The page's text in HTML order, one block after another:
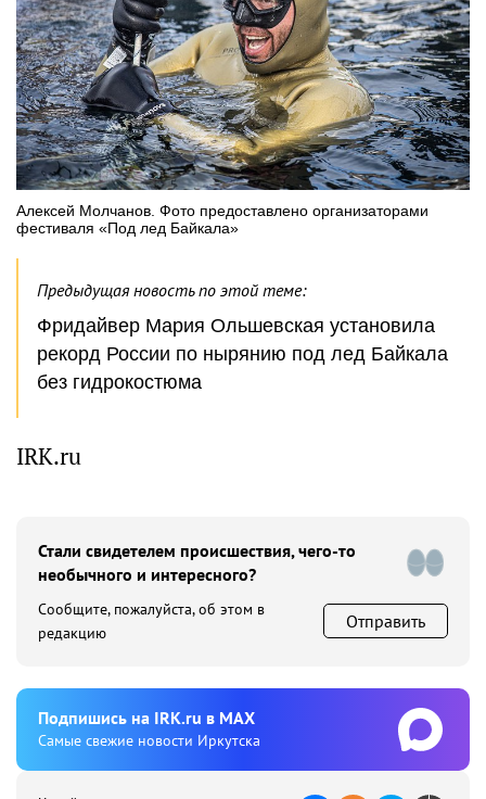
Алексей Молчанов. Фото предоставлено организаторами
фестиваля «Под лед Байкала»
Предыдущая новость по этой теме:
Фридайвер Мария Ольшевская установила
рекорд России по нырянию под лед Байкала
без гидрокостюма
IRK.ru
Стали свидетелем происшествия, чего-то
необычного и интересного?
Сообщите, пожалуйста, об этом в
редакцию
Отправить
Подпишиcь на IRK.ru в MAX
Cамые свежие новости Иркутска